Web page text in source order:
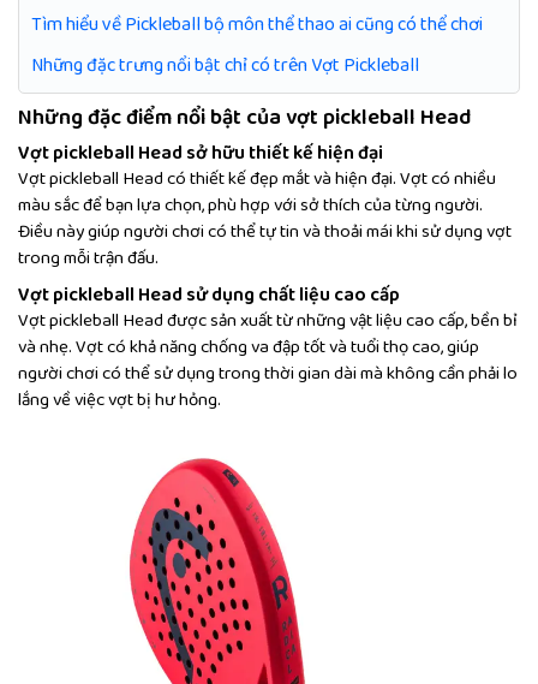
Tìm hiểu về Pickleball bộ môn thể thao ai cũng có thể chơi
Những đặc trưng nổi bật chỉ có trên Vợt Pickleball
Những đặc điểm nổi bật của vợt pickleball Head
Vợt pickleball Head sở hữu thiết kế hiện đại
Vợt pickleball Head có thiết kế đẹp mắt và hiện đại. Vợt có nhiều
màu sắc để bạn lựa chọn, phù hợp với sở thích của từng người.
Điều này giúp người chơi có thể tự tin và thoải mái khi sử dụng vợt
trong mỗi trận đấu.
Vợt pickleball Head sử dụng chất liệu cao cấp
Vợt pickleball Head được sản xuất từ những vật liệu cao cấp, bền bỉ
và nhẹ. Vợt có khả năng chống va đập tốt và tuổi thọ cao, giúp
người chơi có thể sử dụng trong thời gian dài mà không cần phải lo
lắng về việc vợt bị hư hỏng.